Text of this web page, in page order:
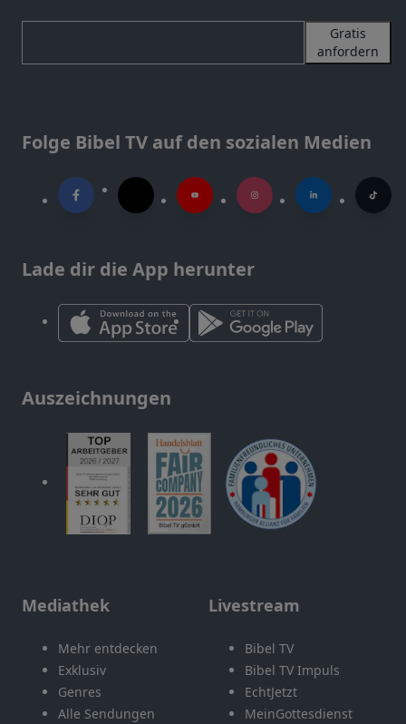
Gratis
anfordern
Folge Bibel TV auf den sozialen Medien
Lade dir die App herunter
Auszeichnungen
Mediathek
Mehr entdecken
Exklusiv
Genres
Alle Sendungen
Livestream
Bibel TV
Bibel TV Impuls
EchtJetzt
MeinGottesdienst